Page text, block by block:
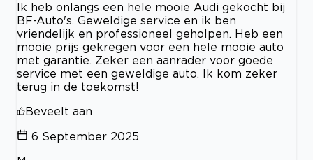
Ik heb onlangs een hele mooie Audi gekocht bij
BF-Auto's. Geweldige service en ik ben
vriendelijk en professioneel geholpen. Heb een
mooie prijs gekregen voor een hele mooie auto
met garantie. Zeker een aanrader voor goede
service met een geweldige auto. Ik kom zeker
terug in de toekomst!
Beveelt aan
6 September 2025